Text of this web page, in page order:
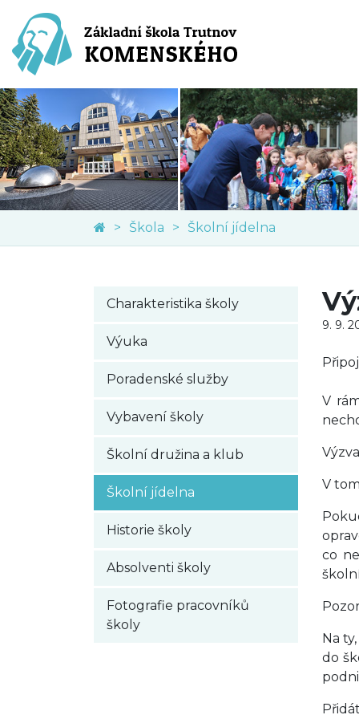
Škola Školní jídelna
Charakteristika školy
Výuka
Poradenské služby
Vybavení školy
Školní družina a klub
Školní jídelna
Historie školy
Absolventi školy
Fotografie pracovníků
školy
9. 9.
V
V
co
Na
do